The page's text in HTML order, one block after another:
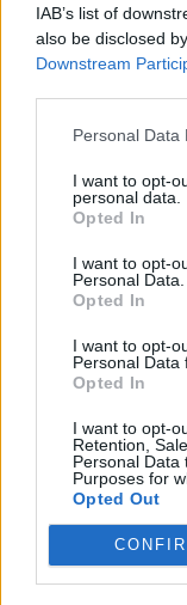
IAB’s list of
also be disclosed
Downstream
Personal Data
I want to opt-
personal data.
Opted In
I want to opt-
Personal Data.
Opted In
I want to opt-
Personal Data
Opted In
I want to opt-
Retention,
Personal Data
Purposes for
Opted Out
S
I M
V
I S
V
I M
O
A
S
A
S
O
V I
Por favor